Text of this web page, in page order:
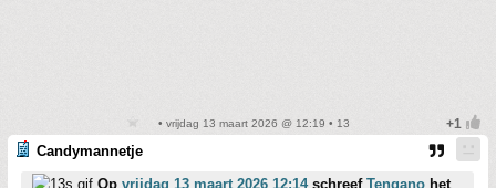
• vrijdag 13 maart 2026 @ 12:19 • 13
Candymannetje
Op vrijdag 13 maart 2026 12:14schreef Tengano het